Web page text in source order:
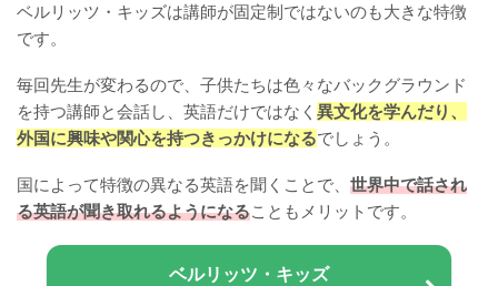
ベルリッツ・キッズは講師が固定制ではないのも大きな特徴
です。
毎回先生が変わるので、子供たちは色々なバックグラウンド
を持つ講師と会話し、英語だけではなく 異文化を学んだり、
外国に興味や関心を持つきっかけになるでしょう。
国によって特徴の異なる英語を聞くことで、 世界中で話され
る英語が聞き取れるようになることもメリットです。
ベルリッツ・キッズ